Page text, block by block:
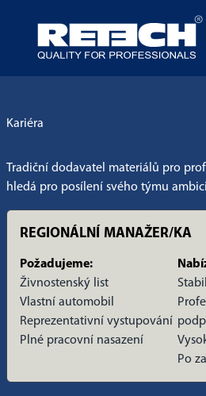
Kariéra
Tradiční dodavatel materiálů pro
hledá pro posílení svého týmu
REGIONÁLNÍ MANAŽER/KA
Požadujeme:
Živnostenský list
Vlastní automobil
Reprezentativní vystupování
Plné pracovní nasazení
Po